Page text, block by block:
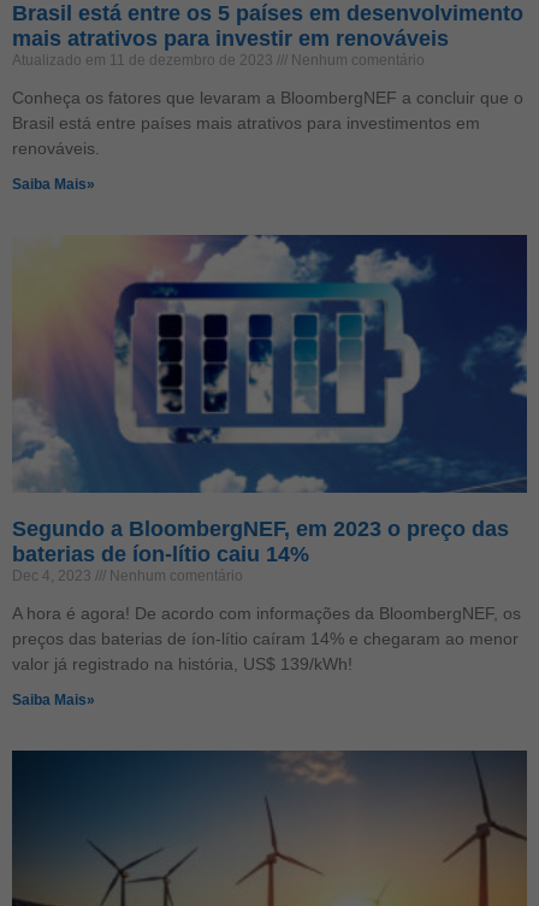
Brasil está entre os 5 países em desenvolvimento
mais atrativos para investir em renováveis
Atualizado em 11 de dezembro de 2023 Nenhum comentário
Conheça os fatores que levaram a BloombergNEF a concluir que o
Brasil está entre países mais atrativos para investimentos em
renováveis.
Saiba Mais»
Segundo a BloombergNEF, em 2023 o preço das
baterias de íon-lítio caiu 14%
Dec 4, 2023 Nenhum comentário
A hora é agora! De acordo com informações da BloombergNEF, os
preços das baterias de íon-lítio caíram 14% e chegaram ao menor
valor já registrado na história, US$ 139/kWh!
Saiba Mais»